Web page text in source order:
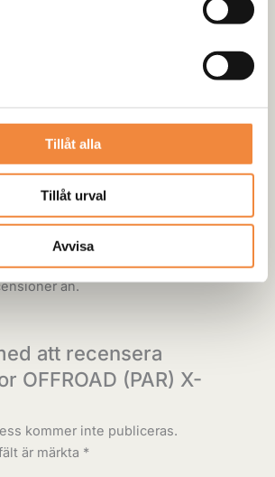
Tillåt alla
Tillåt urval
Avvisa
än.
att recensera
OFFROAD (PAR) X-
kommer inte publiceras.
är märkta *